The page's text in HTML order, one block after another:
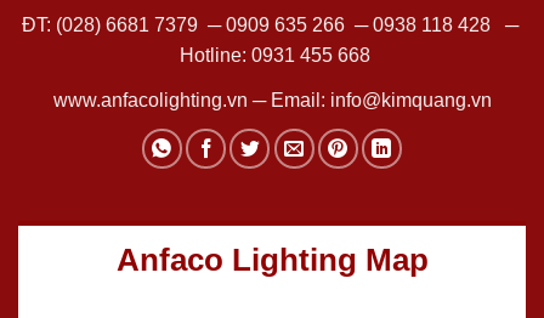
ĐT: (028) 6681 7379 ─0909 635 266─0938 118 428─
Hotline: 0931 455 668
www.anfacolighting.vn ─ Email: info@kimquang.vn
Anfaco Lighting Map